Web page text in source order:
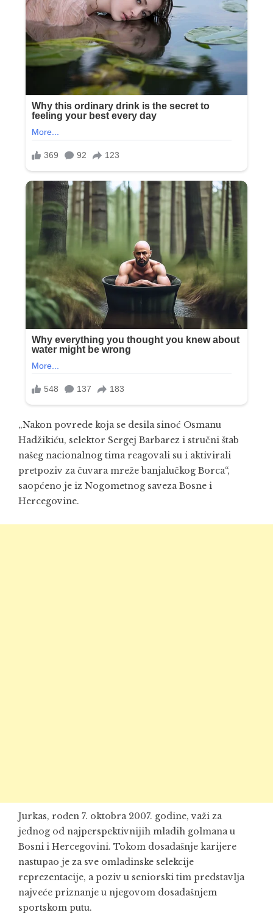
„Nakon povrede koja se desila sinoć Osmanu
Hadžikiću, selektor Sergej Barbarez i stručni štab
našeg nacionalnog tima reagovali su i aktivirali
pretpoziv za čuvara mreže banjalučkog Borca“,
saopćeno je iz Nogometnog saveza Bosne i
Hercegovine.
Jurkas, rođen 7. oktobra 2007. godine, važi za
jednog od najperspektivnijih mladih golmana u
Bosni i Hercegovini. Tokom dosadašnje karijere
nastupao je za sve omladinske selekcije
reprezentacije, a poziv u seniorski tim predstavlja
najveće priznanje u njegovom dosadašnjem
sportskom putu.